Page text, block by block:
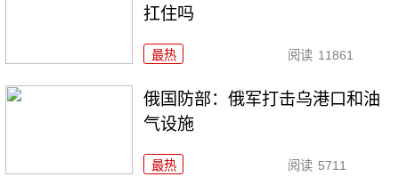
扛住吗
最热 阅读 11861
俄国防部：俄军打击乌港口和油
气设施
最热 阅读 5711